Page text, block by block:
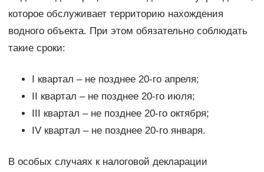
которое обслуживает территорию нахождения
водного объекта. При этом обязательно соблюдать
такие сроки:
І квартал – не позднее 20-го апреля;
ІІ квартал – не позднее 20-го июля;
ІІІ квартал – не позднее 20-го октября;
IV квартал – не позднее 20-го января.
В особых случаях к налоговой декларации